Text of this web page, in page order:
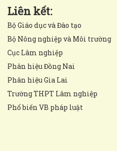
Liên kết:
Bộ Giáo dục và Đào tạo
Bộ Nông nghiệp và Môi trường
Cục Lâm nghiệp
Phân hiệu Đồng Nai
Phân hiệu Gia Lai
Trường THPT Lâm nghiệp
Phổ biến VB pháp luật